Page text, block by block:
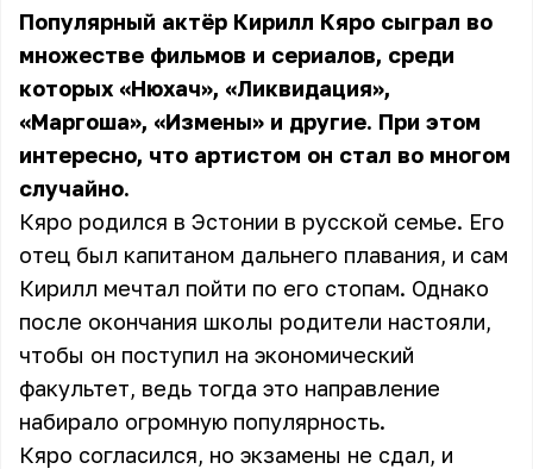
Популярный актёр Кирилл Кяро сыграл во
множестве фильмов и сериалов, среди
которых «Нюхач», «Ликвидация»,
«Маргоша», «Измены» и другие. При этом
интересно, что артистом он стал во многом
случайно.
Кяро родился в Эстонии в русской семье. Его
отец был капитаном дальнего плавания, и сам
Кирилл мечтал пойти по его стопам. Однако
после окончания школы родители настояли,
чтобы он поступил на экономический
факультет, ведь тогда это направление
набирало огромную популярность.
Кяро согласился, но экзамены не сдал, и